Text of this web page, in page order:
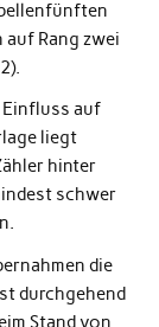
Rang zwei
Einfluss auf
liegt
hinter
schwer
die
durchgehend
Stand von